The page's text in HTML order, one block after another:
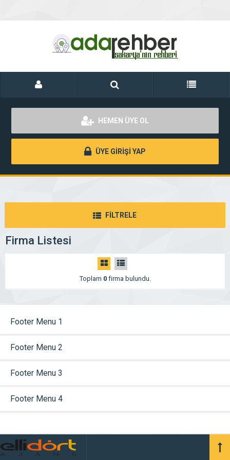
HEMEN ÜYE OL
ÜYE GİRİŞİ YAP
FİLTRELE
Firma Listesi
Toplam 0firma bulundu.
Footer Menu 1
Footer Menu 2
Footer Menu 3
Footer Menu 4